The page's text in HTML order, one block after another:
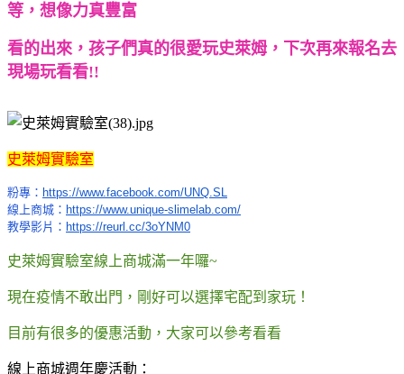
等，想像力真豐富
看的出來，孩子們真的很愛玩史萊姆，下次再來報名去
現場玩看看!!
史萊姆實驗室
粉專： https://www.facebook.com/UNQ.SL
線上商城： https://www.unique-slimelab.com/
教學影片： https://reurl.cc/3oYNM0
史萊姆實驗室線上商城滿一年囉~
現在疫情不敢出門，剛好可以選擇宅配到家玩！
目前有很多的優惠活動，大家可以參考看看
線上商城週年慶活動：